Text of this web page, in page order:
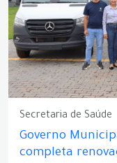
Secretaria de Saúde
Governo
completa